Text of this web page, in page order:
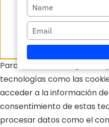
Para ofrecer las mejores
tecnologías como las
acceder a la información
consentimiento de estas
procesar datos como el
Escriba
su
nombre
Escriba
su
correo
electrónico